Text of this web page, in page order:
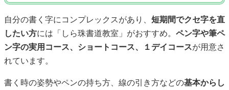
自分の書く字にコンプレックスがあり、 短期間でクセ字を直
したい方には「しら珠書道教室」がおすすめ。 ペン字や筆ペ
ン字の実用コース、ショートコース、１デイコースが用意さ
れています。
書く時の姿勢やペンの持ち方、線の引き方などの基本からし